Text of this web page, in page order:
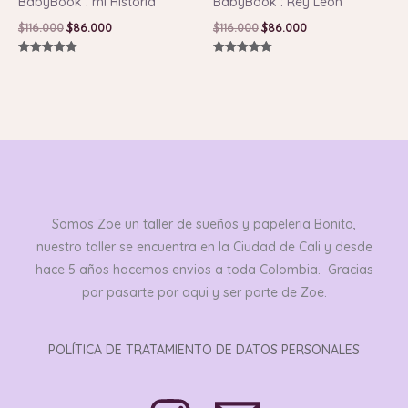
$116.000$86.000 $116.000$86.000
Somos Zoe un taller de sueños y papeleria Bonita,
nuestro taller se encuentra en la Ciudad de Cali y desde
hace 5 años hacemos envios a toda Colombia. Gracias
por pasarte por aqui y ser parte de Zoe.
POLÍTICA DE TRATAMIENTO DE DATOS PERSONALES